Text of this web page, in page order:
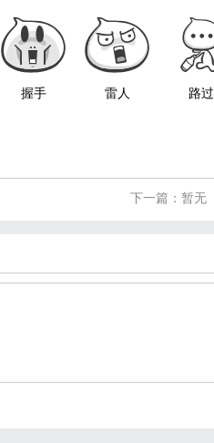
握手 雷人 路过
下一篇：暂无